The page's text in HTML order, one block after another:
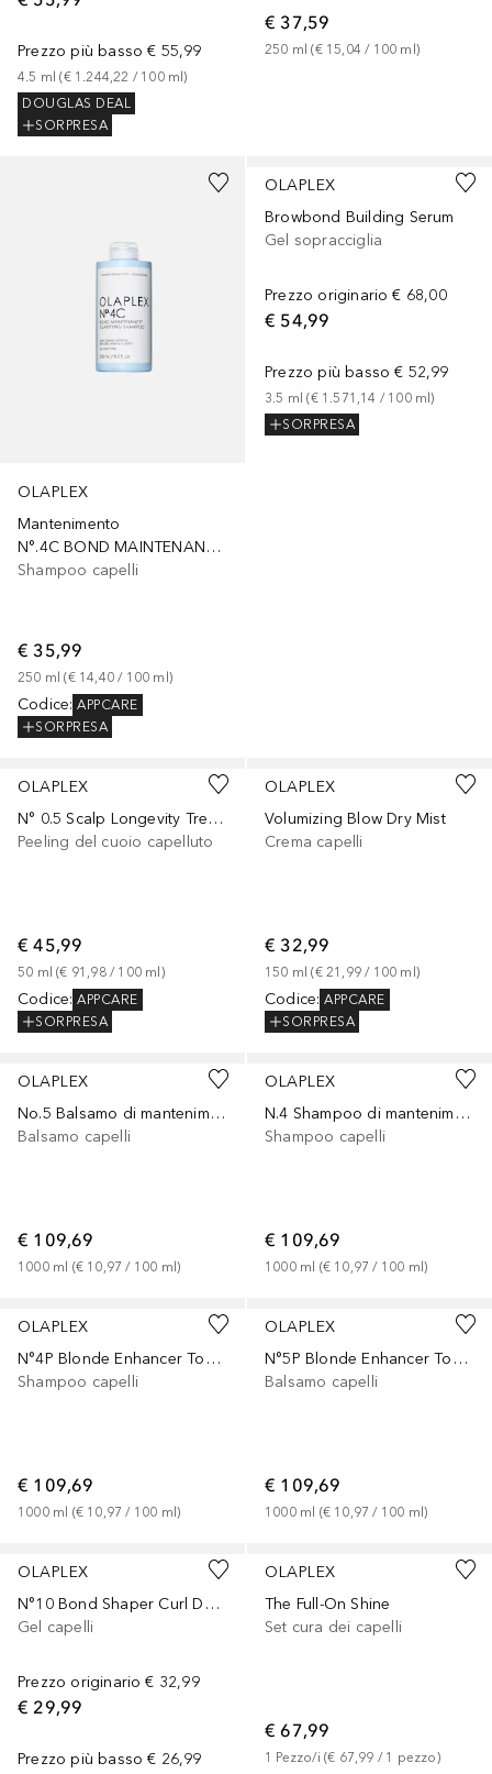
Prezzo più basso € 55,99
4.5 ml (€ 1.244,22 / 100 ml)
DOUGLAS DEAL
SORPRESA
€ 37,59
250 ml (€ 15,04 / 100 ml )
OLAPLEX
Mantenimento
N°.4C BOND MAINTENANCE CLARIFYING SHAMPOO
Shampoo capelli
€ 35,99
250 ml (€ 14,40 / 100 ml )
Codice: APPCARE
SORPRESA
OLAPLEX
Browbond Building Serum
Gel sopracciglia
Prezzo originario € 68,00
€ 54,99
Prezzo più basso € 52,99
3.5 ml (€ 1.571,14 / 100 ml)
SORPRESA
OLAPLEX
N° 0.5 Scalp Longevity Treatment
Peeling del cuoio capelluto
€ 45,99
50 ml (€ 91,98 / 100 ml )
Codice: APPCARE
SORPRESA
OLAPLEX
Volumizing Blow Dry Mist
Crema capelli
€ 32,99
150 ml (€ 21,99 / 100 ml )
Codice: APPCARE
SORPRESA
OLAPLEX
No.5 Balsamo di mantenimento per legami fini
Balsamo capelli
€ 109,69
1000 ml (€ 10,97 / 100 ml)
OLAPLEX
N.4 Shampoo di mantenimento a legame fine
Shampoo capelli
€ 109,69
1000 ml (€ 10,97 / 100 ml)
OLAPLEX
N°4P Blonde Enhancer Toning Shampoo
Shampoo capelli
€ 109,69
1000 ml (€ 10,97 / 100 ml)
OLAPLEX
N°5P Blonde Enhancer Toning Conditioner
Balsamo capelli
€ 109,69
1000 ml (€ 10,97 / 100 ml)
OLAPLEX
N°10 Bond Shaper Curl Defining Gel
Gel capelli
Prezzo originario € 32,99
€ 29,99
Prezzo più basso € 26,99
OLAPLEX
The Full-On Shine
Set cura dei capelli
€ 67,99
1 Pezzo/i (€ 67,99 / 1 pezzo)